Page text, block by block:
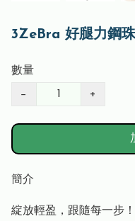
3ZeBra 好腿力鋼
數量
− +
簡介
綻放輕盈，跟隨每一步